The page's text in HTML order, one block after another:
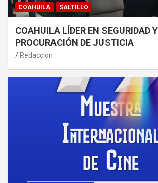
COAHUILA SALTILLO
COAHUILA LÍDER EN SEGURIDAD Y
PROCURACIÓN DE JUSTICIA
Redaccion